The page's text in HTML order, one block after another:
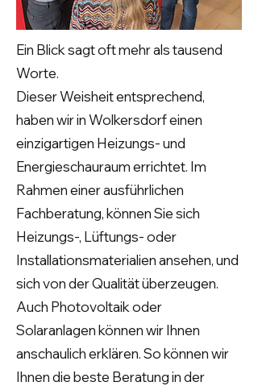
Ein Blick sagt oft mehr als tausend
Worte.
Dieser Weisheit entsprechend,
haben wir in Wolkersdorf einen
einzigartigen Heizungs- und
Energieschauraum errichtet. Im
Rahmen einer ausführlichen
Fachberatung, können Sie sich
Heizungs-, Lüftungs- oder
Installationsmaterialien ansehen, und
sich von der Qualität überzeugen.
Auch Photovoltaik oder
Solaranlagen können wir Ihnen
anschaulich erklären. So können wir
Ihnen die beste Beratung in der